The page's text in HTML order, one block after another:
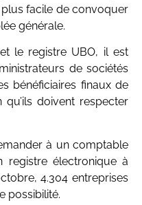
facile de convoquer
générale.
le registre UBO, il est
de sociétés
bénéficiaires finaux de
doivent respecter
à un comptable
électronique à
4.304 entreprises
possibilité.